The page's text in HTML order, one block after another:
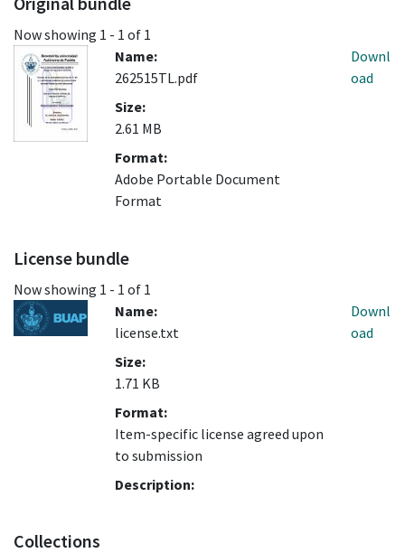
Now showing 1 - 1 of 1
Name:
262515TL.pdf
Size:
2.61 MB
Format:
Adobe Portable Document
Format
Downl
oad
License bundle
Now showing 1 - 1 of 1
Name:
license.txt
Size:
1.71 KB
Format:
Item-specific license agreed upon
to submission
Description:
Downl
oad
Collections